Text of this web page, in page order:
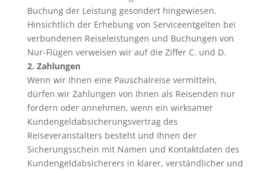
Buchung der Leistung gesondert hingewiesen.
Hinsichtlich der Erhebung von Serviceentgelten bei
verbundenen Reiseleistungen und Buchungen von
Nur-Flügen verweisen wir auf die Ziffer C. und D.
2. Zahlungen
Wenn wir Ihnen eine Pauschalreise vermitteln,
dürfen wir Zahlungen von Ihnen als Reisenden nur
fordern oder annehmen, wenn ein wirksamer
Kundengeldabsicherungsvertrag des
Reiseveranstalters besteht und Ihnen der
Sicherungsschein mit Namen und Kontaktdaten des
Kundengeldabsicherers in klarer, verständlicher und